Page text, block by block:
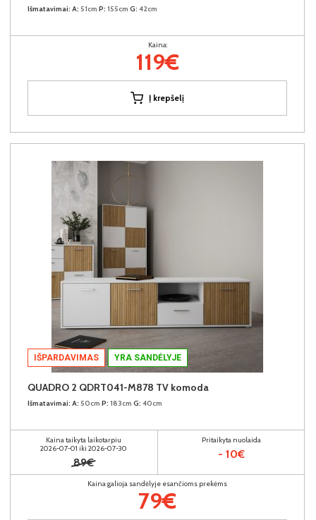
Išmatavimai: A: 51cm P: 155cm G: 42cm
Kaina:
119€
Į krepšelį
IŠPARDAVIMAS YRA SANDĖLYJE
QUADRO 2 QDRT041-M878 TV komoda
Išmatavimai: A: 50cm P: 183cm G: 40cm
Kaina taikyta laikotarpiu
2026-07-01 iki 2026-07-30
89€
Pritaikyta nuolaida
- 10€
Kaina galioja sandėlyje esančioms prekėms
79€